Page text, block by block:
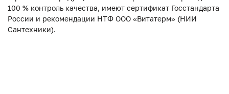
100 % контроль качества, имеют сертификат Госстандарта
России и рекомендации НТФ ООО «Витатерм» (НИИ
Сантехники).